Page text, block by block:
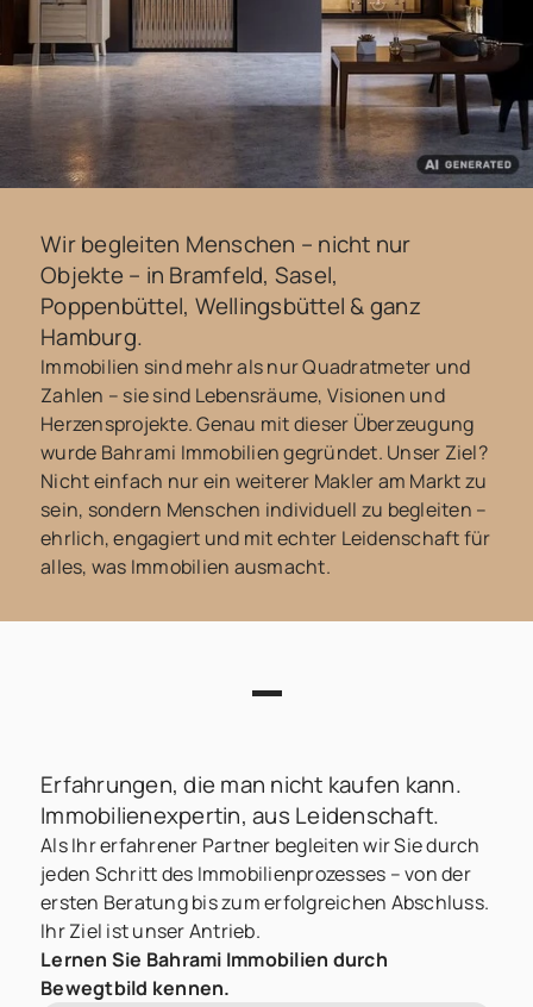
Wir begleiten Menschen – nicht nur
Objekte – in Bramfeld, Sasel,
Poppenbüttel, Wellingsbüttel & ganz
Hamburg.
Immobilien sind mehr als nur Quadratmeter und
Zahlen – sie sind Lebensräume, Visionen und
Herzensprojekte. Genau mit dieser Überzeugung
wurde Bahrami Immobilien gegründet. Unser Ziel?
Nicht einfach nur ein weiterer Makler am Markt zu
sein, sondern Menschen individuell zu begleiten –
ehrlich, engagiert und mit echter Leidenschaft für
alles, was Immobilien ausmacht.
Erfahrungen, die man nicht kaufen kann.
Immobilienexpertin, aus Leidenschaft.
Als Ihr erfahrener Partner begleiten wir Sie durch
jeden Schritt des Immobilienprozesses – von der
ersten Beratung bis zum erfolgreichen Abschluss.
Ihr Ziel ist unser Antrieb.
Lernen Sie Bahrami Immobilien durch
Bewegtbild kennen.